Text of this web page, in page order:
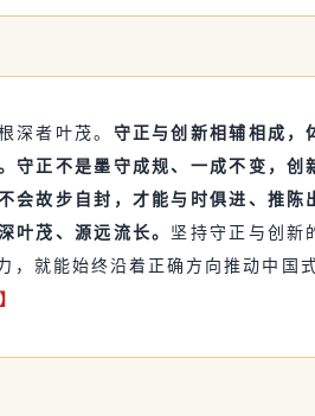
深者叶茂。 守正与创新相辅相成，
守正不是墨守成规、一成不变，
会故步自封，才能与时俱进、推
叶茂、源远流长。 坚持守正与创新
，就能始终沿着正确方向推动中国
】